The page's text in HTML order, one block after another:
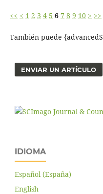
<< < 1 2 3 4 5 6 7 8 9 10 > >>
También puede
ENVIAR UN ARTÍCULO
IDIOMA
Español (España)
English